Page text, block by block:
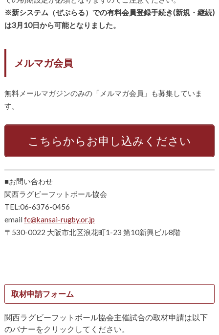
※新システム（ぜぶらる）での有料会員登録手続き(新規・継続)
は3月 10日から可能となりました。
メルマガ会員
無料メールマガジンのみの「メルマガ会員」も募集していま
す。
こちらからお申し込みください
■お問い合わせ
関西ラグビーフットボール協会
TEL:06-6376-0456
email fc@kansai-rugby.or.jp
〒530-0022 大阪市北区浪花町1-23 第10新興ビル8階
取材申請フォーム
関西ラグビーフットボール協会主催試合の取材申請は以下
のバナーをクリックしてください。